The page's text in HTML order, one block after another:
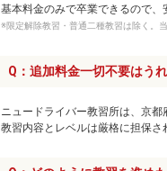
基本料金のみで卒業できるので、
※限定解除教習・普通二種教習は除く。
Q：追加料金一切不要はう
ニュードライバー教習所は、京
教習内容とレベルは厳格に担保さ